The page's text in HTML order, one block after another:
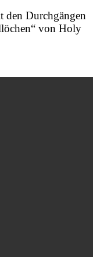
den Durchgängen
von Holy